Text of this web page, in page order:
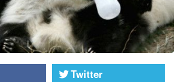
Twitter